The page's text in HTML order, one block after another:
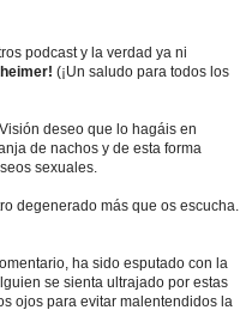
podcast y la verdad ya ni
(¡Un saludo para todos los
deseo que lo hagáis en
de nachos y de esta forma
sexuales.
degenerado más que os escucha.
ha sido esputado con la
se sienta ultrajado por estas
ojos para evitar malentendidos la